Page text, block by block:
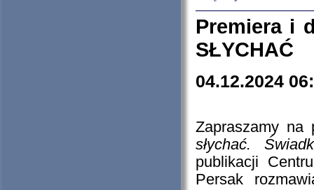
Premiera i
SŁYCHAĆ
04.12.2024
Zapraszamy
słychać.
publikacji
Persak